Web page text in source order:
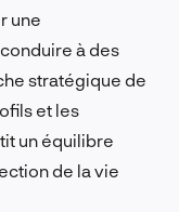
une
à des
stratégique de
et les
un équilibre
de la vie